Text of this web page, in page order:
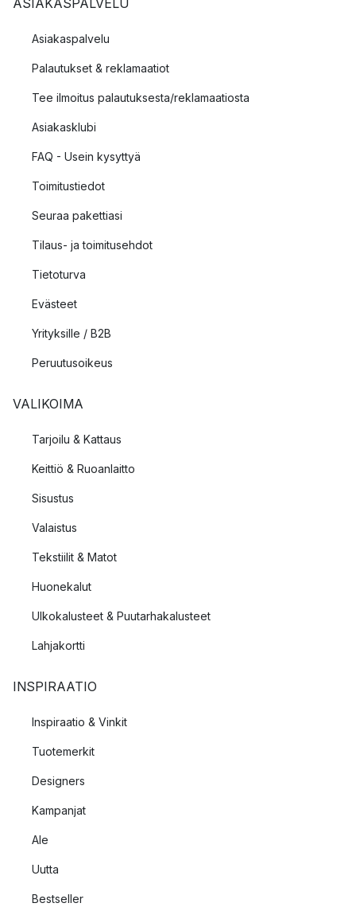
ASIAKASPALVELU
Asiakaspalvelu
Palautukset & reklamaatiot
Tee ilmoitus palautuksesta/reklamaatiosta
Asiakasklubi
FAQ - Usein kysyttyä
Toimitustiedot
Seuraa pakettiasi
Tilaus- ja toimitusehdot
Tietoturva
Evästeet
Yrityksille / B2B
Peruutusoikeus
VALIKOIMA
Tarjoilu & Kattaus
Keittiö & Ruoanlaitto
Sisustus
Valaistus
Tekstiilit & Matot
Huonekalut
Ulkokalusteet & Puutarhakalusteet
Lahjakortti
INSPIRAATIO
Inspiraatio & Vinkit
Tuotemerkit
Designers
Kampanjat
Ale
Uutta
Bestseller